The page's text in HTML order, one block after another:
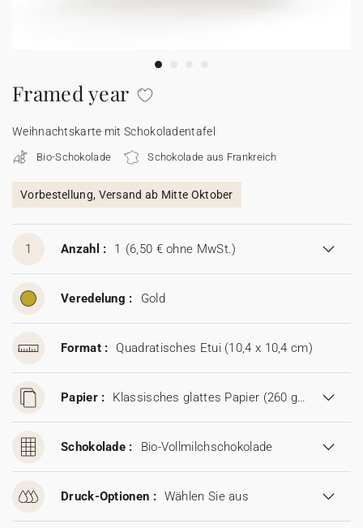
Aufkleber
Framed year
Weihnachtskarte mit Schokoladentafel
Bio-Schokolade Schokolade aus Frankreich
Vorbestellung, Versand ab Mitte Oktober
1 Anzahl : 1 (6,50 € ohne MwSt.)
Veredelung : Gold
Format : Quadratisches Etui (10,4 x 10,4 cm)
Papier : Klassisches glattes Papier (260 g/m²)
Schokolade : Bio-Vollmilchschokolade
Druck-Optionen : Wählen Sie aus